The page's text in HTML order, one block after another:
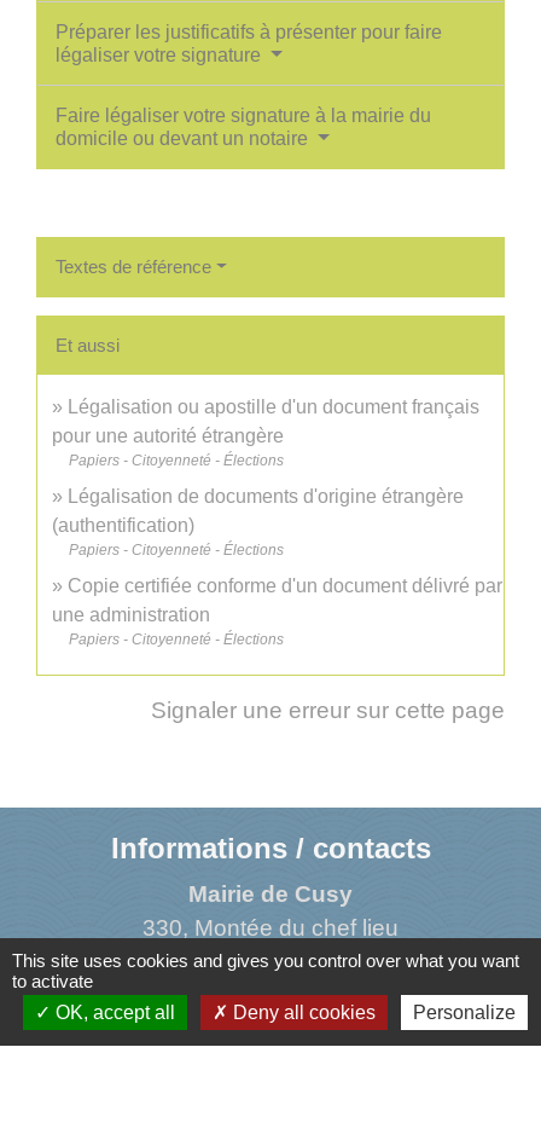
Préparer les justificatifs à présenter pour faire
légaliser votre signature
Faire légaliser votre signature à la mairie du
domicile ou devant un notaire
Textes de référence
Et aussi
Légalisation ou apostille d'un document français
pour une autorité étrangère
Papiers - Citoyenneté - Élections
Légalisation de documents d'origine étrangère
(authentification)
Papiers - Citoyenneté - Élections
Copie certifiée conforme d'un document délivré par
une administration
Papiers - Citoyenneté - Élections
Signaler une erreur sur cette page
Informations / contacts
Mairie de Cusy
330, Montée du chef lieu
74540 Cusy - FRANCE
+33 4 50 52 50 48
Contact par formulaire
This site uses cookies and gives you control over what you want
to activate
OK, accept all
Deny all cookies Personalize